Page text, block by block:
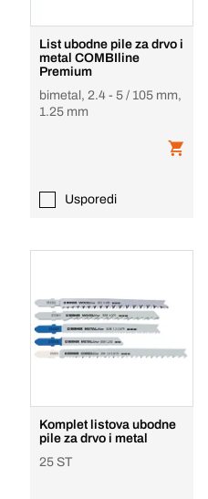
List ubodne pile za drvo i
metal COMBIline
Premium
bimetal, 2.4 - 5 / 105 mm,
1.25 mm
Usporedi
Komplet listova ubodne
pile za drvo i metal
25 ST